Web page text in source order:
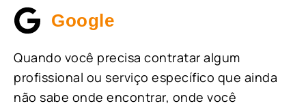
Google
Quando você precisa contratar algum
profissional ou serviço específico que ainda
não sabe onde encontrar, onde você